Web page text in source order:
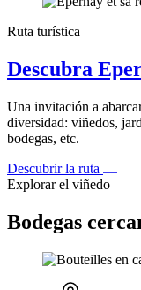
Ruta turística
Descubra
Una invitación a
diversidad: viñedos,
bodegas, etc.
Descubrir la ruta
Explorar el viñedo
Bodegas